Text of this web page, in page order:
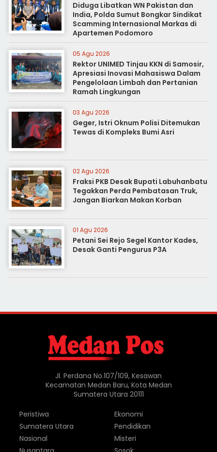
Diduga Libatkan WN Pakistan dan
India, Polda Sumut Bongkar Sindikat
Scamming Internasional Markas di
Apartemen Podomoro
05 Agu 2026
Rektor UNIMED Tinjau KKN di Samosir,
Apresiasi Inovasi Mahasiswa Dalam
Pengelolaan Limbah dan Pertanian
Ramah Lingkungan
03 Agu 2026
Geger, Istri Oknum Polisi Ditemukan
Tewas di Kompleks Bumi Asri
02 Agu 2026
Fraksi PKB Desak Bupati Labuhanbatu
Tegakkan Perda Pembatasan Truk,
Jangan Biarkan Makan Korban
01 Agu 2026
Petani Sei Rejo Segel Kantor Kades,
Desak Ganti Pengurus P3A
Jl. Perdana No.107/109, Kesawan
Kecamatan Medan Baru, Kota Medan
Sumatera Utara 20111
Peristiwa
Sumatera Utara
Nasional
Ekonomi
Pendidikan
Misteri